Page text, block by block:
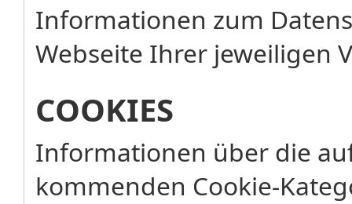
Informationen zum
Webseite Ihrer jeweiligen
COOKIES
Informationen über die
kommenden Cookie-